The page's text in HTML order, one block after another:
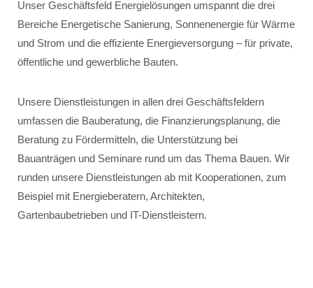
Unser Geschäftsfeld Energielösungen umspannt die drei
Bereiche Energetische Sanierung, Sonnenenergie für Wärme
und Strom und die effiziente Energieversorgung – für private,
öffentliche und gewerbliche Bauten.
Unsere Dienstleistungen in allen drei Geschäftsfeldern
umfassen die Bauberatung, die Finanzierungsplanung, die
Beratung zu Fördermitteln, die Unterstützung bei
Bauanträgen und Seminare rund um das Thema Bauen. Wir
runden unsere Dienstleistungen ab mit Kooperationen, zum
Beispiel mit Energieberatern, Architekten,
Gartenbaubetrieben und IT-Dienstleistern.